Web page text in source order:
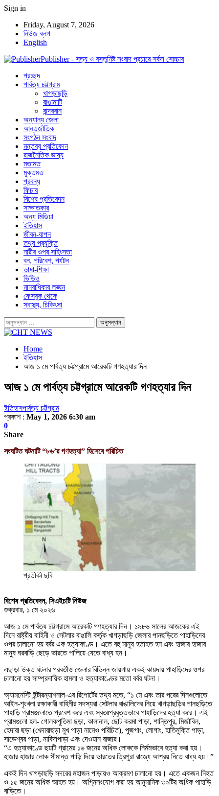
Sign in
Friday, August 7, 2026
নিউজ ব্লগ
English
Publisher - সত্য ও বস্তুনিষ্ট সংবাদ প্রচারে সর্বদা সোচ্চার
প্রচ্ছদ
পার্বত্য চট্টগ্রাম
খাগড়াছড়ি
রাঙামাটি
বান্দরবান
অন্যান্য জেলা
আন্তর্জাতিক
সংগঠন সংবাদ
মন্তব্য প্রতিবেদন
রাজনৈতিক ভাষ্য
মতামত
মুক্তমত
প্রবন্ধ
ফিচার
বিশেষ প্রতিবেদন
সাক্ষাতকার
অন্য মিডিয়া
ইতিহাস
জীবন-যাপন
তথ্য প্রযুক্তি
নারীর ওপর সহিংসতা
বন, পরিবেশ, পর্যটন
ভাষা-শিক্ষা
ভিডিও
মানবাধিকার লঙ্ঘন
ফেসবুক থেকে
স্বাস্থ্য, চিকিৎসা
Home
ইতিহাস
আজ ১ মে পার্বত্য চট্টগ্রামে আরেকটি গণহত্যার দিন
আজ ১ মে পার্বত্য চট্টগ্রামে আরেকটি গণহত্যার দিন
ইতিহাসপার্বত্য চট্টগ্রাম
প্রকাশ : May 1, 2026 6:30 am
0
Share
সংঘটিত ঘটনাটি “৮৬’র গণহত্যা” হিসেবে পরিচিত
প্রতীকী ছবি
বিশেষ প্রতিবেদন, সিএইচটি নিউজ
শুক্রবার, ১ মে ২০২৬
আজ ১ মে পার্বত্য চট্টগ্রামে আরেকটি গণহত্যার দিন। ১৯৮৬ সালের আজকের এই
দিনে রাষ্ট্রীয় বাহিনী ও সেটলার বাঙালি কর্তৃক খাগড়াছড়ি জেলার পানছড়িতে পাহাড়িদের
ওপর চালানো হয় বর্বর এক হত্যাকাণ্ড। এতে বহু মানুষ হতাহত হন এবং হাজার হাজার
মানুষ ঘরবাড়ি ছেড়ে ভারতে পালিয়ে যেতে বাধ্য হন।
এছাড়া উক্ত ঘটনার পরবর্তীও জেলার বিভিন্ন জায়গায় একই কায়দায় পাহাড়িদের ওপর
চালানো হয় সাম্প্রদায়িক হামলা ও হত্যাকাণ্ডের মতো বর্বর ঘটনা।
অ্যামনেস্টি ইন্টারন্যাশনাল-এর রিপোর্টের তথ্য মতে, “১ মে এবং তার পরের দিনগুলোতে
আইন-শৃংখলা রক্ষাকারী বাহিনীর সদস্যরা সেটলার বাঙালিদের নিয়ে খাগড়াছড়ির পানছড়িতে
পাহাড়ি গ্রামগুলোতে প্রবেশ করে এবং স্বতঃপ্রবৃত্তভাবে পাহাড়িদের হত্যা করে। এই
গ্রামগুলো হল- গোলকপুতিমা ছড়া, কালানাল, ছোট করমা পাড়া, শান্তিপুর, মির্জাবিল,
হেদারা ছড়া (খেদারাছড়া মুখ পাড়া নামেও পরিচিত), পুজগাং, লোগাং, হাতিমুক্তি পাড়া,
সাডেশ্বর পাড়া, নাবিদাপাড়া এবং দেওয়ান বাজার।
“এ হত্যাকাণ্ডে ছয়টি গ্রামের ১৬ জনের অধিক লোককে নির্মমভাবে হত্যা করা হয়।
হাজার হাজার লোক সীমান্ত পাড়ি দিয়ে ভারতের ত্রিপুরা রাজ্যে আশ্রয় নিতে বাধ্য হয়।”
একই দিন খাগড়াছড়ি সদরের মহাজন পাড়ায়ও আক্রমণ চালানো হয়। এতে একজন নিহত
ও ১৫ জনের অধিক আহত হয়। অগ্নিসংযোগ করা হয় আনুমানিক ৩০টির অধিক পাহাড়ি
বাড়িতে।